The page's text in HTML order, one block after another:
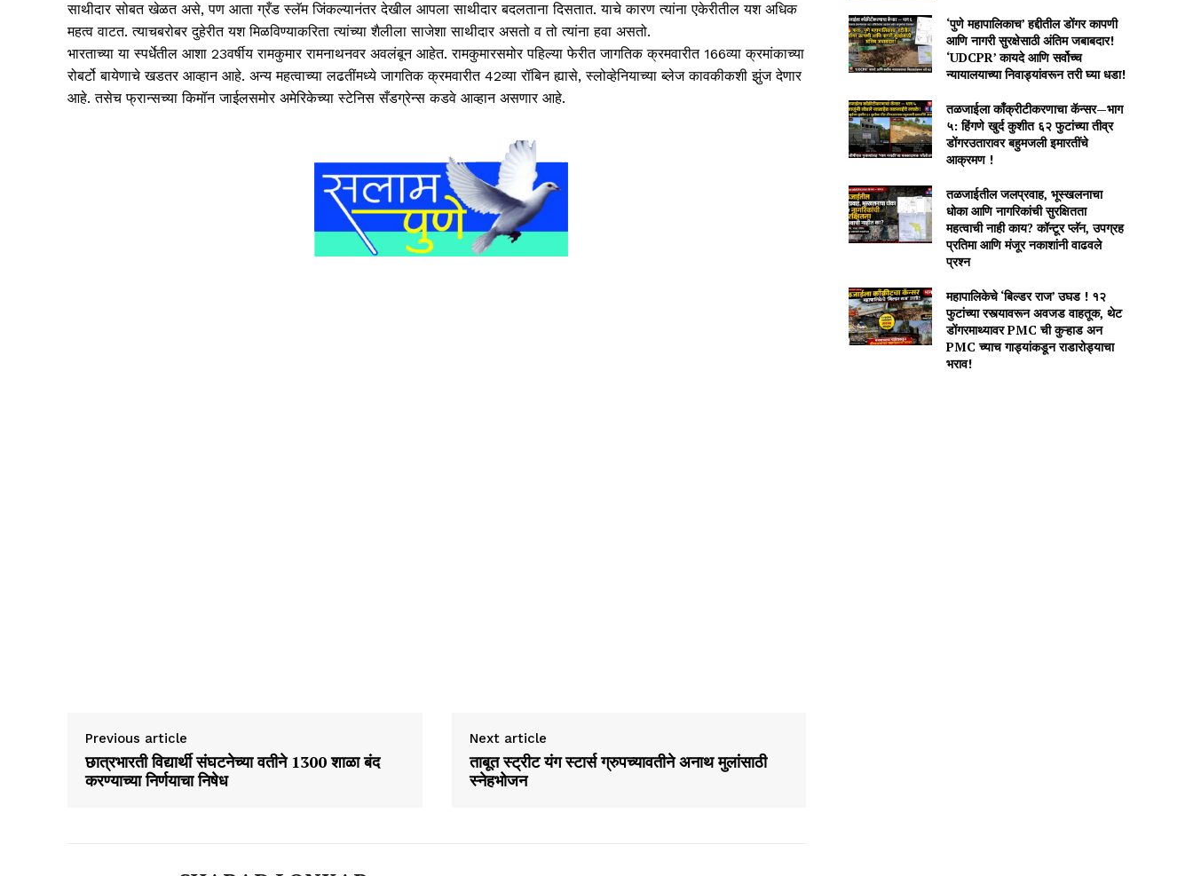
साथीदार सोबत खेळत असे, पण आता ग्रँड स्लॅम जिंकल्यानंतर देखील आपला साथीदार बदलताना दिसतात. याचे कारण त्यांना एकेरीतील यश अधिक
महत्व वाटत. त्याचबरोबर दुहेरीत यश मिळविण्याकरिता त्यांच्या शैलीला साजेशा साथीदार असतो व तो त्यांना हवा असतो.
भारताच्या या स्पर्धेतील आशा 23वर्षीय रामकुमार रामनाथनवर अवलंबून आहेत. रामकुमारसमोर पहिल्या फेरीत जागतिक क्रमवारीत 166व्या क्रमांकाच्या
रोबर्टो बायेणाचे खडतर आव्हान आहे. अन्य महत्वाच्या लढतींमध्ये जागतिक क्रमवारीत 42व्या रॉबिन ह्यासे, स्लोव्हेनियाच्या ब्लेज कावकीकशी झुंज देणार
आहे. तसेच फ्रान्सच्या किमॉन जाईलसमोर अमेरिकेच्या स्टेनिस सँडग्रेन्स कडवे आव्हान असणार आहे.
Previous article
छात्रभारती विद्यार्थी संघटनेच्या वतीने 1300 शाळा बंद
करण्याच्या निर्णयाचा निषेध
Next article
ताबूत स्ट्रीट यंग स्टार्स ग्रुपच्यावतीने अनाथ मुलांसाठी
स्नेहभोजन
‘पुणे महापालिकाच’ हद्दीतील डोंगर कापणी
आणि नागरी सुरक्षेसाठी अंतिम जबाबदार!
‘UDCPR’ कायदे आणि सर्वोच्च
न्यायालयाच्या निवाड्यांवरून तरी घ्या धडा!
तळजाईला काँक्रीटीकरणाचा कॅन्सर—भाग
५: हिंगणे खुर्द कुशीत ६२ फुटांच्या तीव्र
डोंगरउतारावर बहुमजली इमारतींचे
आक्रमण !
तळजाईतील जलप्रवाह, भूस्खलनाचा
धोका आणि नागरिकांची सुरक्षितता
महत्वाची नाही काय? कॉन्टूर प्लॅन, उपग्रह
प्रतिमा आणि मंजूर नकाशांनी वाढवले
प्रश्न
महापालिकेचे ‘बिल्डर राज’ उघड ! १२
फुटांच्या रस्त्यावरून अवजड वाहतूक, थेट
डोंगरमाथ्यावर PMC ची कुऱ्हाड अन
PMC च्याच गाड्यांकडून राडारोड्याचा
भराव!